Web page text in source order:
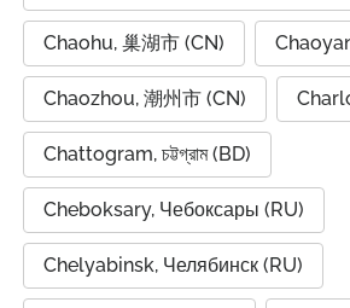
Chaohu, 巢湖市 (CN)
Chaozhou, 潮州市 (CN)
Chattogram, চট্টগ্রাম (BD)
Cheboksary, Чебоксары (RU)
Chelyabinsk, Челябинск (RU)